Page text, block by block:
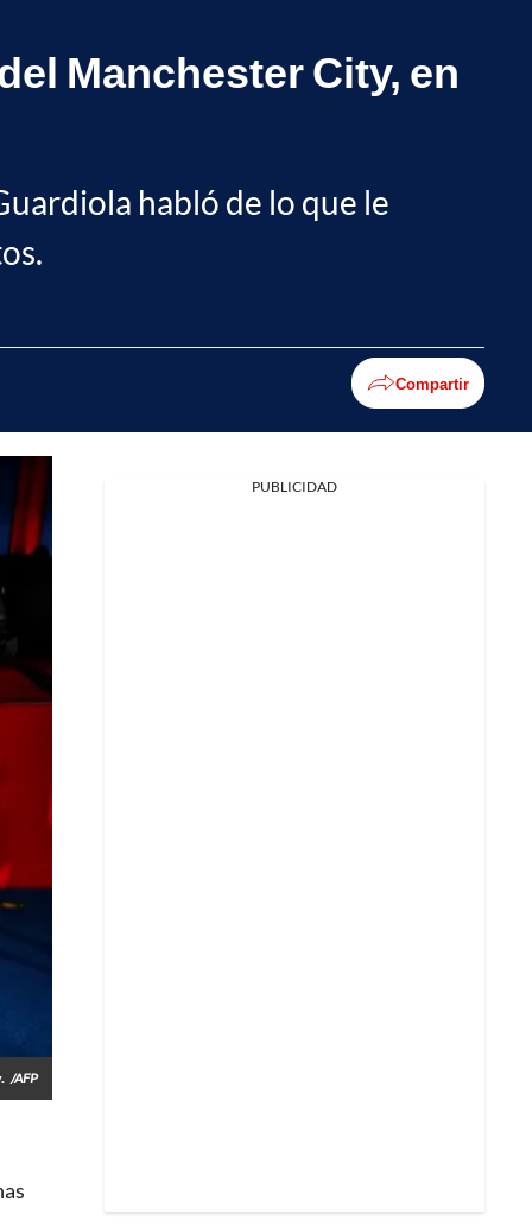
Manchester City, en
habló de lo que le
Compartir
/AFP
PUBLICIDAD